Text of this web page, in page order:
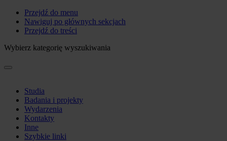
Przejdź do menu
Nawiguj po głównych sekcjach
Przejdź do treści
Wybierz kategorię wyszukiwania
Studia
Badania i projekty
Wydarzenia
Kontakty
Inne
Szybkie linki